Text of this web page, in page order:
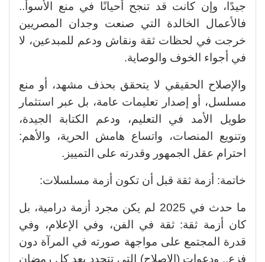
جيدًا، وإن كانت قد تنجح أحيانًا في منع الأسوأ..
فالأعمال الخالدة التي صنعت وجدان المصريين
خرجت في لحظات ثقة ونقاش ودعم للمبدعين، لا
في أجواء الخوف والوصاية.
والإصلاح الحقيقي لا يتحقق بحذف مشهد، أو منع
مسلسل، أو إصدار تعليمات عامة، بل عبر استثمار
طويل الأمد في التعليم، ودعم الكتابة الجيدة،
وتنويع المنصات، واتساع هامش الحرية، والأهم:
احترام عقل الجمهور وقدرته على التمييز.
خاتمة: أزمة ثقة قبل أن تكون أزمة مسلسلات:
ما حدث في 2025 لم يكن مجرد أزمة درامية، بل
كان أزمة ثقة: ثقة في الفن، وفي الإعلام، وفي
قدرة المجتمع على مواجهة صورته في المرآة دون
فزع.. ودعوات (الإصلاح) التي تتجدد بعد كل رمضان